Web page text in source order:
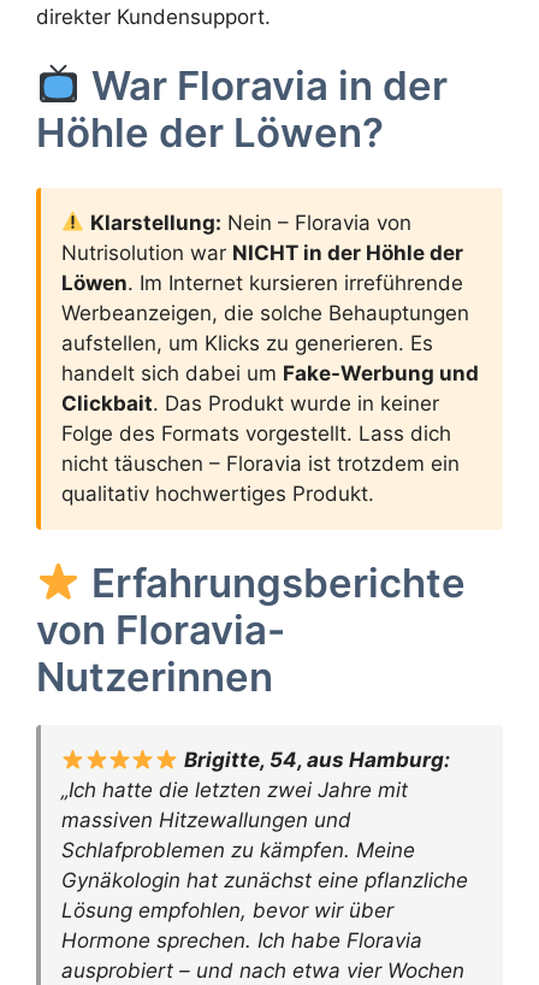
direkter Kundensupport.
War Floravia in der
Höhle der Löwen?
Klarstellung: Nein – Floravia von
Nutrisolution war NICHT in der Höhle der
Löwen. Im Internet kursieren irreführende
Werbeanzeigen, die solche Behauptungen
aufstellen, um Klicks zu generieren. Es
handelt sich dabei um Fake-Werbung und
Clickbait. Das Produkt wurde in keiner
Folge des Formats vorgestellt. Lass dich
nicht täuschen – Floravia ist trotzdem ein
qualitativ hochwertiges Produkt.
Erfahrungsberichte
von Floravia-
Nutzerinnen
Brigitte, 54, aus Hamburg:
„Ich hatte die letzten zwei Jahre mit
massiven Hitzewallungen und
Schlafproblemen zu kämpfen. Meine
Gynäkologin hat zunächst eine pflanzliche
Lösung empfohlen, bevor wir über
Hormone sprechen. Ich habe Floravia
ausprobiert – und nach etwa vier Wochen